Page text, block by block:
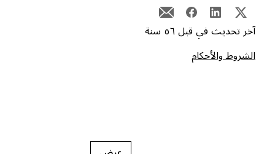
تحديث في قبل ٥٦ سنة
والأحكام